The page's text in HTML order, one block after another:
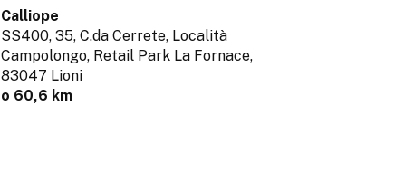
Calliope
SS400, 35, C.da Cerrete, Località
Campolongo, Retail Park La Fornace,
83047 Lioni
o 60,6 km